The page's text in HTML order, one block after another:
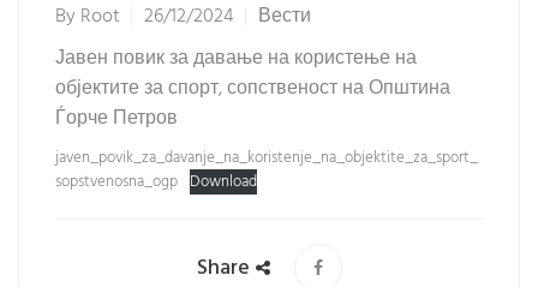
ByRoot 26/12/2024
Вести
Јавен повик за давање на користење на
објектите за спорт, сопственост на Општина
Ѓорче Петров
javen_povik_za_davanje_na_koristenje_na_objektite_za_sport_
sopstvenosna_ogp Download
Share